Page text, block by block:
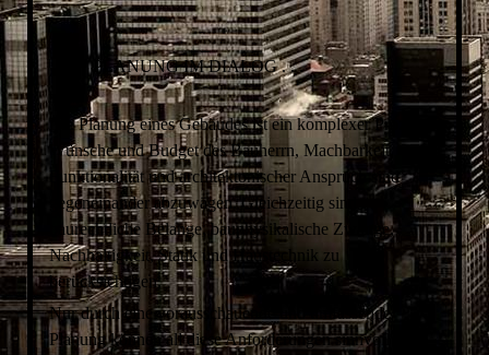
. . . PLANUNG IM DIALOG . . .
Die Planung eines Gebäudes ist ein komplexer Prozess.
Wünsche und Budget des Bauherrn, Machbarkeit,
Funktionalität und architektonischer Anspruch sind
gegeneinander abzuwägen. Gleichzeitig sind
baurechtliche Belange, bauphysikalische Zwänge,
Nachhaltigkeit, Statik und Haustechnik zu
berücksichtigen.
Nur durch eine vorausschauende und umfassende
Planung können all diese Anforderungen sinnvoll und